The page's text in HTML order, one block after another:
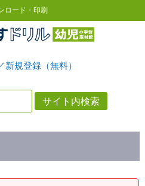
ロード・印刷
新規登録（無料）